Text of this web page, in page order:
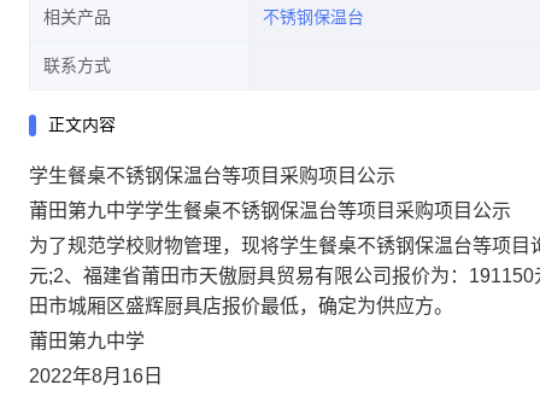
相关产品 不锈钢保温台
联系方式
正文内容
学生餐桌不锈钢保温台等项目采购项目公示
莆田第九中学学生餐桌不锈钢保温台等项目采购项目公示
为了规范学校财物管理，现将学生餐桌不锈钢保温台等项目
元;2、福建省莆田市天傲厨具贸易有限公司报价为：
田市城厢区盛辉厨具店报价最低，确定为供应方。
莆田第九中学
2022年8月16日